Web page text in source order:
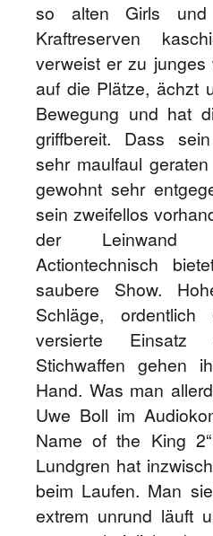
so alten Girls und
Kraftreserven
verweist er zu junges
auf die Plätze, ächzt
Bewegung und hat
griffbereit. Dass
sehr maulfaul
gewohnt sehr
sein zweifellos
der Leinwand
Actiontechnisch
saubere Show.
Schläge,
versierte
Stichwaffen gehen
Hand. Was man
Uwe Boll im
Name of the King
Lundgren hat
beim Laufen. Man
extrem unrund läuft